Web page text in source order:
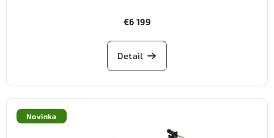
€6 199
Detail
Novinka